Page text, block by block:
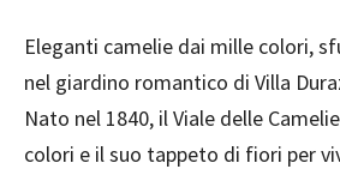
Eleganti camelie dai mille colori,
nel giardino romantico di Villa
Nato nel 1840, il Viale delle
colori e il suo tappeto di fiori per